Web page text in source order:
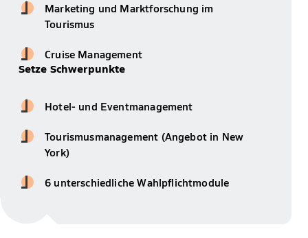
Marketing und Marktforschung im
Tourismus
Cruise Management
Setze Schwerpunkte
Hotel- und Eventmanagement
Tourismusmanagement (Angebot in New
York)
6 unterschiedliche Wahlpflichtmodule